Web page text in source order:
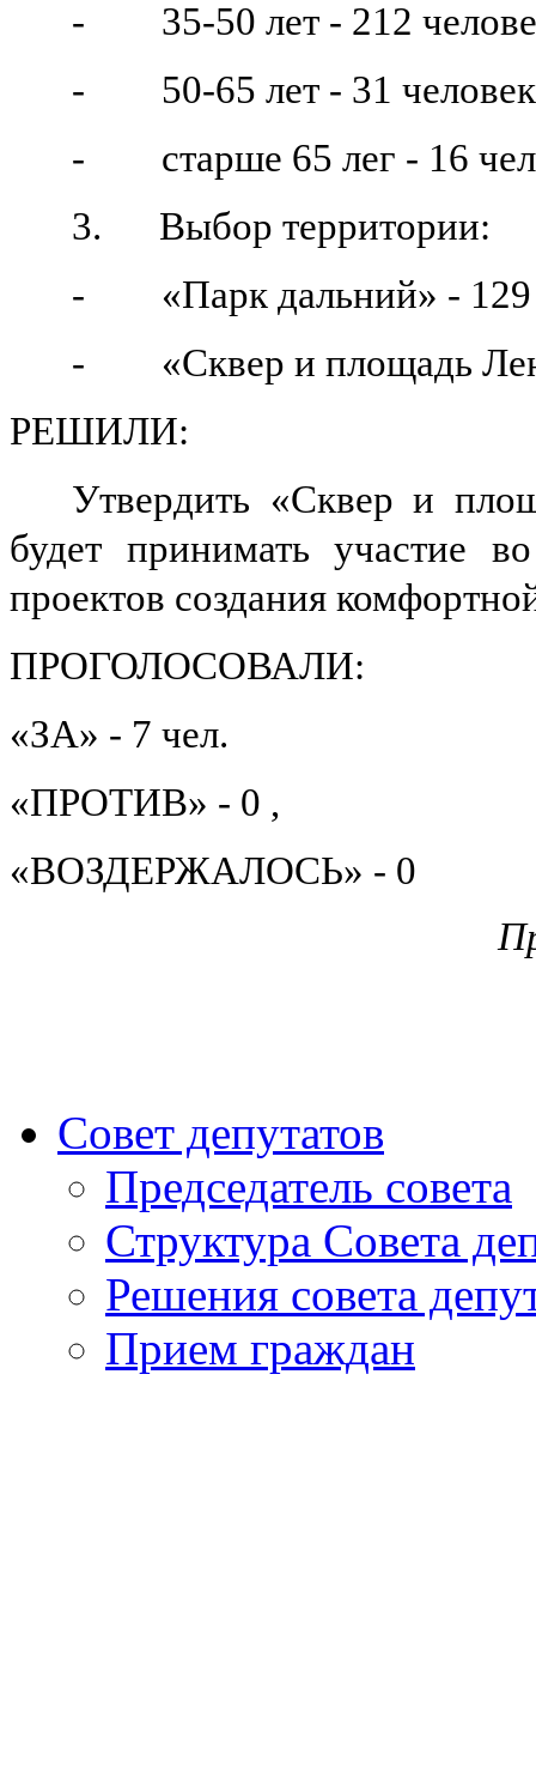
- 35-50 лет - 212
- 50-65 лет - 31 человек
- старше 65 лег - 16
3. Выбор территории:
- «Парк дальний» - 129
- «Сквер и площадь
РЕШИЛИ:
Утвердить «Сквер и
будет принимать участие
проектов создания
ПРОГОЛОСОВАЛИ:
«ЗА» - 7 чел.
«ПРОТИВ» - 0 ,
«ВОЗДЕРЖАЛОСЬ» - 0
Совет депутатов
Председатель совета
Структура Совета
Решения совета
Прием граждан